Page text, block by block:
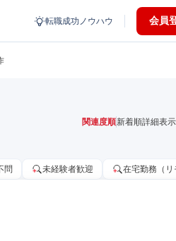
転職成功ノウハウ 会員
関連度順新着順詳細表示
問 未経験者歓迎 在宅勤務（リ